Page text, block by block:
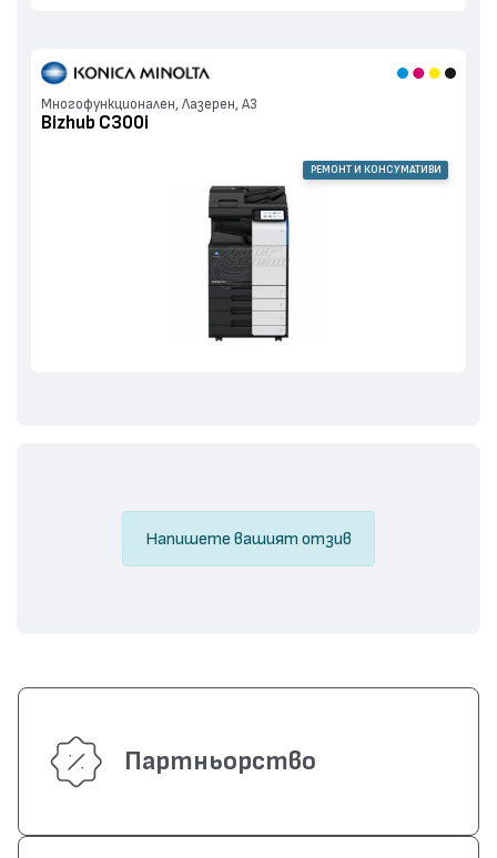
Многофункционален, Лазерен, А3
Bizhub C300i
РЕМОНТ И КОНСУМАТИВИ
Напишете вашият отзив
Партньорство